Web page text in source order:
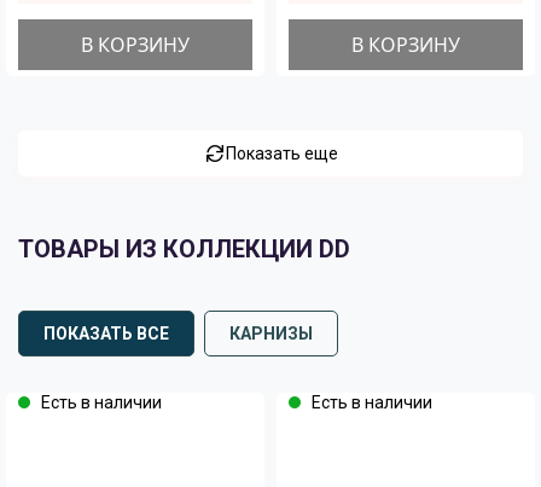
В КОРЗИНУ В КОРЗИНУ
Показать еще
ТОВАРЫ ИЗ КОЛЛЕКЦИИ DD
ПОКАЗАТЬ ВСЕ КАРНИЗЫ
Есть в наличии Есть в наличии